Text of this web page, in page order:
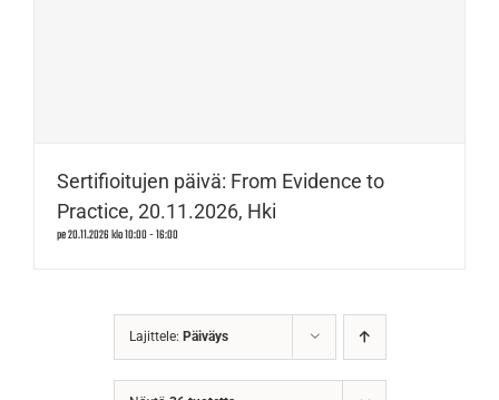
Sertifioitujen päivä: From Evidence to
Practice, 20.11.2026, Hki
pe 20.11.2026 klo 10:00-16:00
Lajittele: Päiväys